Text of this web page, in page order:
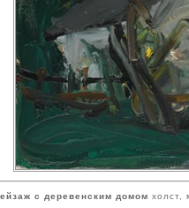
с деревенским домом холст,